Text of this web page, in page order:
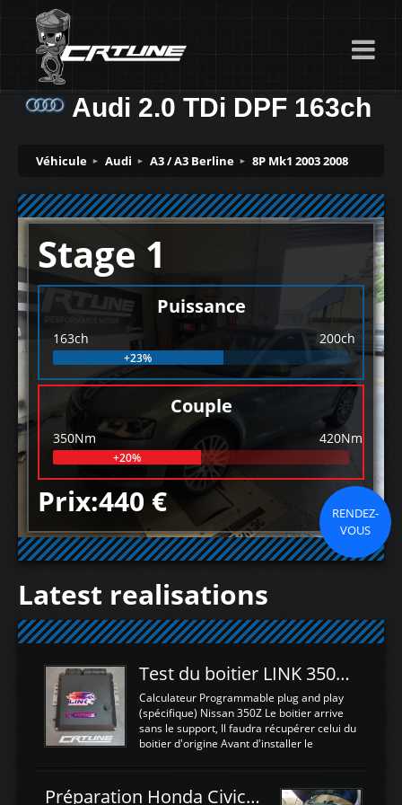
Audi 2.0 TDi DPF 163ch
Véhicule Audi A3 / A3 Berline 8P Mk1 2003 2008
Stage 1
Puissance
163ch 200ch
+23%
Couple
350Nm 420Nm
+20%
Prix:440 €
RENDEZ-
VOUS
Latest realisations
Test du boitier LINK 350Z Plugin ECU
Calculateur Programmable plug and play
(spécifique) Nissan 350Z Le boitier arrive
sans le support, Il faudra récupérer celui du
boitier d'origine Avant d'installer le
d'envoyer l'information de la large bande
Préparation Honda Civic Type R FK2